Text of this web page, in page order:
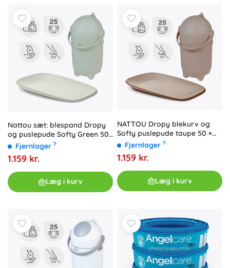
Nattou sæt: blespand Dropy
og puslepude Softy Green 50
× 70 cm
Fjernlager ?
1.159 kr.
Læg i kurv
NATTOU Dropy blekurv og
Softy puslepude taupe 50 ×
70 cm
Fjernlager ?
1.159 kr.
Læg i kurv